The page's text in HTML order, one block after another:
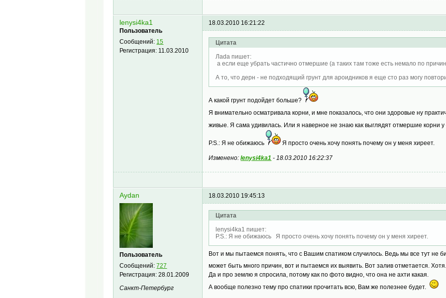
lenysi4ka1
Пользователь
Сообщений: 15
Регистрация: 11.03.2010
18.03.2010 16:21:22
Цитата
Лаdа пишет:
а если еще убрать частично отмершие (а таких там тоже есть немало по
А то, что дерн - не подходящий грунт для ароидников я еще сто раз могу
А какой грунт подойдет больше?
Я внимательно осматривала корни, и мне показалось, что они здоровые ну
живые. Я сама удивилась. Или я наверное не знаю как выглядят отмершие корни у
P.S.: Я не обижаюсь Я просто очень хочу понять почему он у меня хиреет.
Изменено:lenysi4ka1 -18.03.2010 16:22:37
Aydan
Пользователь
Сообщений:727
Регистрация:28.01.2009
Санкт-Петербург
18.03.2010 19:45:13
Цитата
lenysi4ka1 пишет:
P.S.: Я не обижаюсь Я просто очень хочу понять почему он у меня хиреет.
Вот и мы пытаемся понять, что с Вашим спатиком случилось. Ведь мы все тут не
может быть много причин, вот и пытаемся их выявить. Вот залив отметается.
Да и про землю я спросила, потому как по фото видно, что она не ахти какая.
А вообще полезно тему про спатики прочитать всю, Вам же полезнее будет.